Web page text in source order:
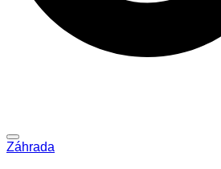
Záhrada